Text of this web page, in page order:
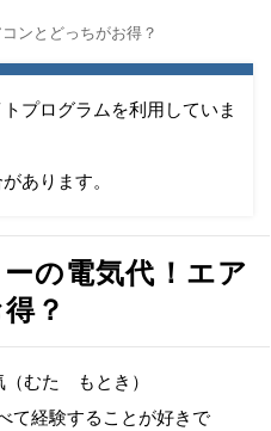
ンとどっちがお得？
プログラムを利用していま
あります。
の電気代！エア
？
（むた もとき）
験することが好きで